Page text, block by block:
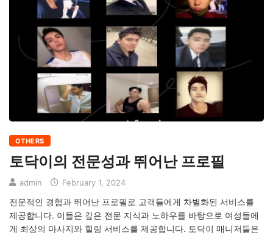
OTHERS
토닥이의 전문성과 뛰어난 프로필
admin February 1, 2024
전문적인 경험과 뛰어난 프로필로 고객들에게 차별화된 서비스를
제공합니다. 이들은 깊은 전문 지식과 노하우를 바탕으로 여성들에
게 최상의 마사지와 힐링 서비스를 제공합니다​​. 토닥이 매니저들은